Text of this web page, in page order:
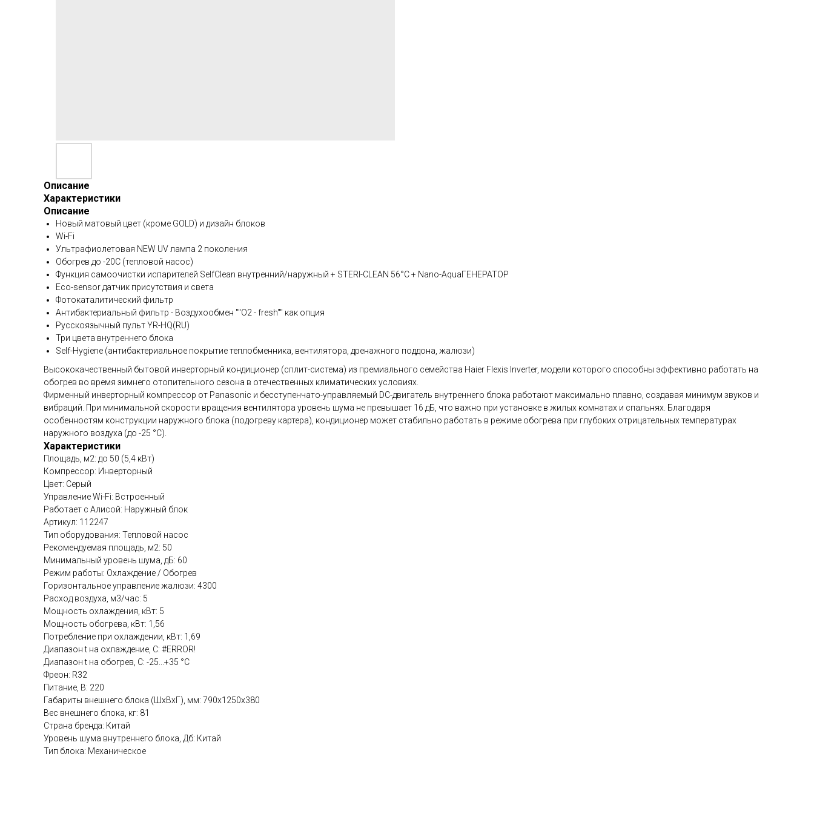
Описание
Характеристики
Описание
Новый матовый цвет (кроме GOLD) и дизайн блоков
Wi-Fi
Ультрафиолетовая NEW UV лампа 2 поколения
Обогрев до -20С (тепловой насос)
Функция самоочистки испарителей SelfClean внутренний/наружный + STERI-CLEAN 56°C + Nano-AquaГЕНЕРАТОР
Eco-sensor датчик присутствия и света
Фотокаталитический фильтр
Антибактериальный фильтр - Воздухообмен ""О2 - fresh"" как опция
Русскоязычный пульт YR-HQ(RU)
Три цвета внутреннего блока
Self-Hygiene (антибактериальное покрытие теплобменника, вентилятора, дренажного поддона, жалюзи)
Высококачественный бытовой инверторный кондиционер (сплит-система) из премиального семейства Haier Flexis Inverter, модели которого способны эффективно работать на
обогрев во время зимнего отопительного сезона в отечественных климатических условиях.
Фирменный инверторный компрессор от Panasonic и бесступенчато-управляемый DC-двигатель внутреннего блока работают максимально плавно, создавая минимум звуков и
вибраций. При минимальной скорости вращения вентилятора уровень шума не превышает 16 дБ, что важно при установке в жилых комнатах и спальнях. Благодаря
особенностям конструкции наружного блока (подогреву картера), кондиционер может стабильно работать в режиме обогрева при глубоких отрицательных температурах
наружного воздуха (до -25 °C).
Характеристики
Площадь, м2: до 50 (5,4 кВт)
Компрессор: Инверторный
Цвет: Серый
Управление Wi-Fi: Встроенный
Работает с Алисой: Наружный блок
Артикул: 112247
Тип оборудования: Тепловой насос
Рекомендуемая площадь, м2: 50
Минимальный уровень шума, дБ: 60
Режим работы: Охлаждение / Обогрев
Горизонтальное управление жалюзи: 4300
Расход воздуха, м3/час: 5
Мощность охлаждения, кВт: 5
Мощность обогрева, кВт: 1,56
Потребление при охлаждении, кВт: 1,69
Диапазон t на охлаждение, C: #ERROR!
Диапазон t на обогрев, C: -25...+35 °C
Фреон: R32
Питание, В: 220
Габариты внешнего блока (ШхВхГ), мм: 790х1250х380
Вес внешнего блока, кг: 81
Страна бренда: Китай
Уровень шума внутреннего блока, Дб: Китай
Тип блока: Механическое